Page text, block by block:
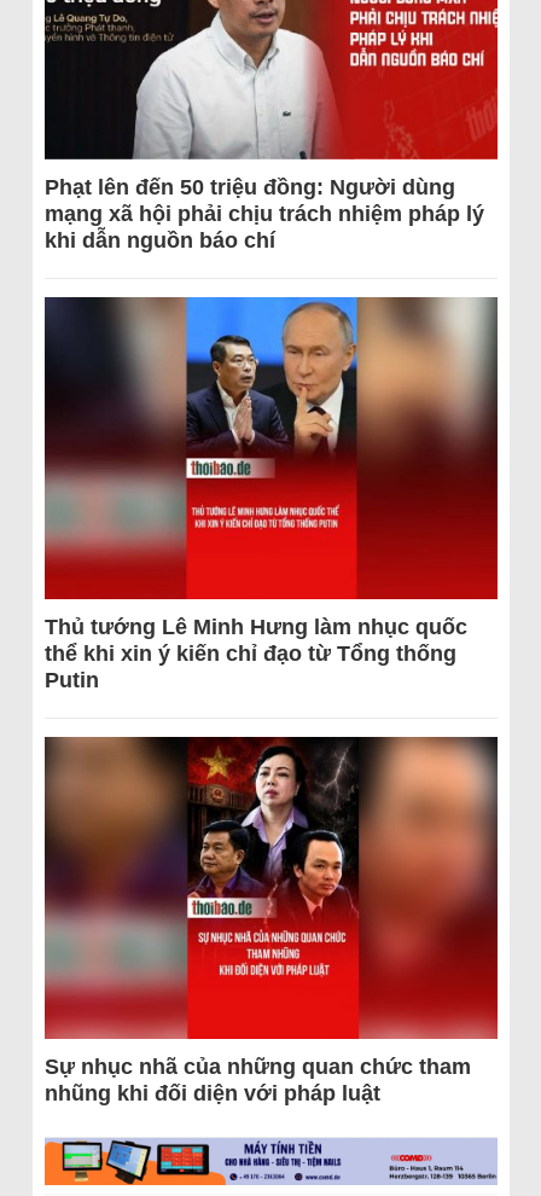
Phạt lên đến 50 triệu đồng: Người dùng
mạng xã hội phải chịu trách nhiệm pháp lý
khi dẫn nguồn báo chí
Thủ tướng Lê Minh Hưng làm nhục quốc
thể khi xin ý kiến chỉ đạo từ Tổng thống
Putin
Sự nhục nhã của những quan chức tham
nhũng khi đối diện với pháp luật